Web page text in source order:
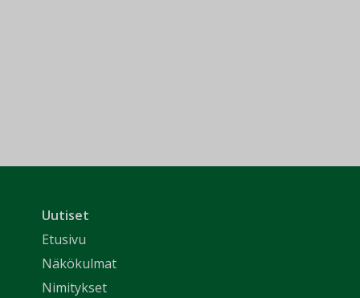
Uutiset
Etusivu
Näkökulmat
Nimitykset